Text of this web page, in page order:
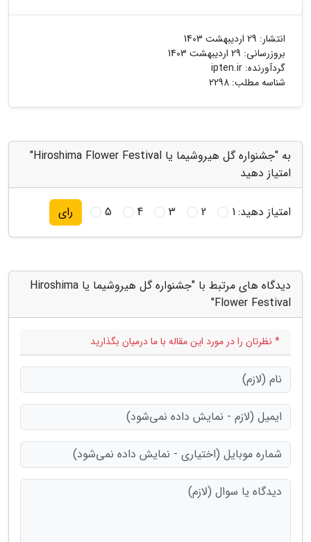
انتشار: 29 اردیبهشت 1403
بروزرسانی: 29 اردیبهشت 1403
گردآورنده: ipten.ir
شناسه مطلب: 2298
به "جشنواره گل هیروشیما یا Hiroshima Flower Festival"
امتیاز دهید
امتیاز دهید:1
2
3
4
5 رای
دیدگاه های مرتبط با "جشنواره گل هیروشیما یا Hiroshima
Flower Festival"
* نظرتان را در مورد این مقاله با ما درمیان بگذارید